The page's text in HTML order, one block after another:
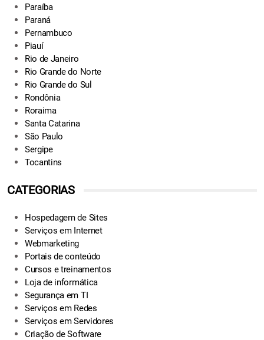
Paraíba
Paraná
Pernambuco
Piauí
Rio de Janeiro
Rio Grande do Norte
Rio Grande do Sul
Rondônia
Roraima
Santa Catarina
São Paulo
Sergipe
Tocantins
CATEGORIAS
Hospedagem de Sites
Serviços em Internet
Webmarketing
Portais de conteúdo
Cursos e treinamentos
Loja de informática
Segurança em TI
Serviços em Redes
Serviços em Servidores
Criação de Software